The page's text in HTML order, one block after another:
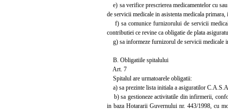
e) sa verifice prescrierea medicamentelor cu
de servicii medicale in asistenta medicala
f) sa comunice furnizorului de servicii
contributiei ce revine ca obligatie de plata
g) sa informeze furnizorul de servicii medicale
B. Obligatiile spitalului
Art. 7
Spitalul are urmatoarele obligatii:
a) sa prezinte lista initiala a asiguratilor
b) sa gestioneze activitatile din infirmerii,
in baza Hotararii Guvernului nr. 443/1998, cu